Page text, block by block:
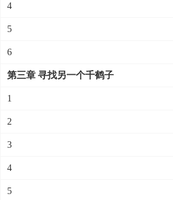
4
5
6
第三章 寻找另一个千鹤子
1
2
3
4
5